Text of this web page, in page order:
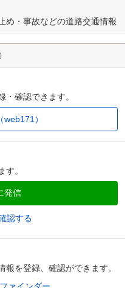
め・事故などの道路交通情報
・確認できます。
）
す。
発信
認する
を登録、確認ができます。
ァインダー